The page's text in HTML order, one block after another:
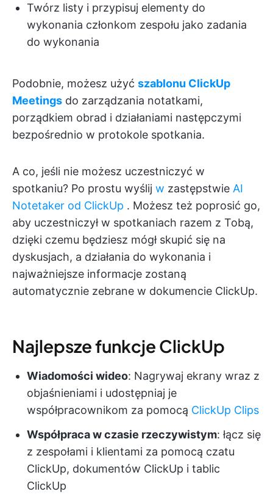
Twórz listy i przypisuj elementy do
wykonania członkom zespołu jako zadania
do wykonania
Podobnie, możesz użyć szablonu ClickUp
Meetings do zarządzania notatkami,
porządkiem obrad i działaniami następczymi
bezpośrednio w protokole spotkania.
A co, jeśli nie możesz uczestniczyć w
spotkaniu? Po prostu wyślij w zastępstwie AI
Notetaker od ClickUp . Możesz też poprosić go,
aby uczestniczył w spotkaniach razem z Tobą,
dzięki czemu będziesz mógł skupić się na
dyskusjach, a działania do wykonania i
najważniejsze informacje zostaną
automatycznie zebrane w dokumencie ClickUp.
Najlepsze funkcje ClickUp
Wiadomości wideo: Nagrywaj ekrany wraz z
objaśnieniami i udostępniaj je
współpracownikom za pomocą ClickUp Clips
Współpraca w czasie rzeczywistym: łącz się
z zespołami i klientami za pomocą czatu
ClickUp, dokumentów ClickUp i tablic
ClickUp